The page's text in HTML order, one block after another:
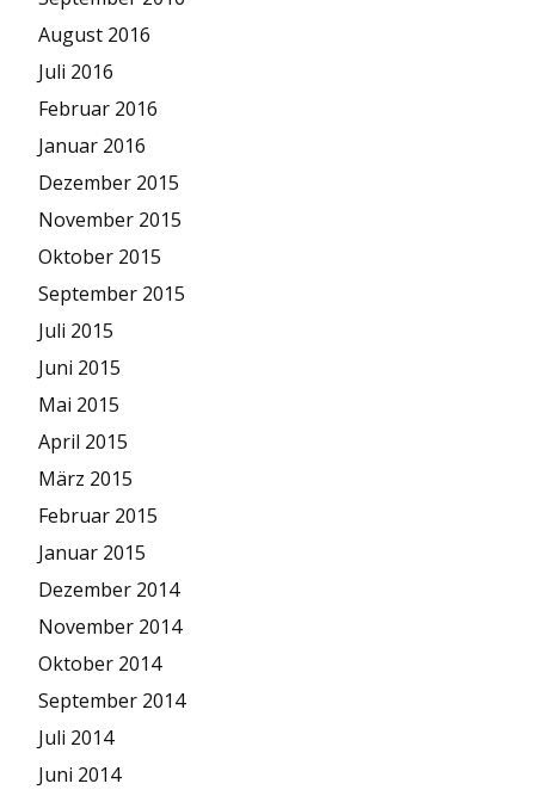
August 2016
Juli 2016
Februar 2016
Januar 2016
Dezember 2015
November 2015
Oktober 2015
September 2015
Juli 2015
Juni 2015
Mai 2015
April 2015
März 2015
Februar 2015
Januar 2015
Dezember 2014
November 2014
Oktober 2014
September 2014
Juli 2014
Juni 2014